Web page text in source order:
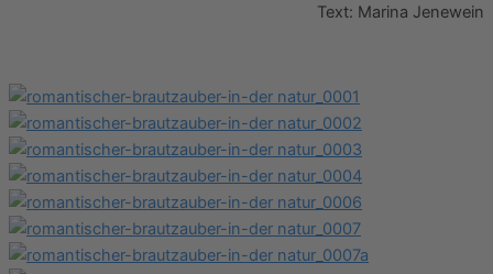
Text: Marina Jenewein